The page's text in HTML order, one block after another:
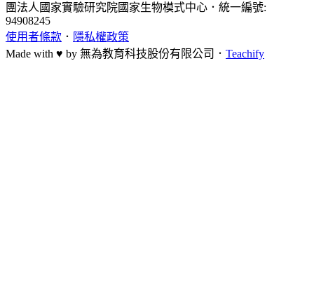
團法人國家實驗研究院國家生物模式中心 ． 統一編號:
94908245
使用者條款 ． 隱私權政策
Made with ♥ by 無為教育科技股份有限公司． Teachify